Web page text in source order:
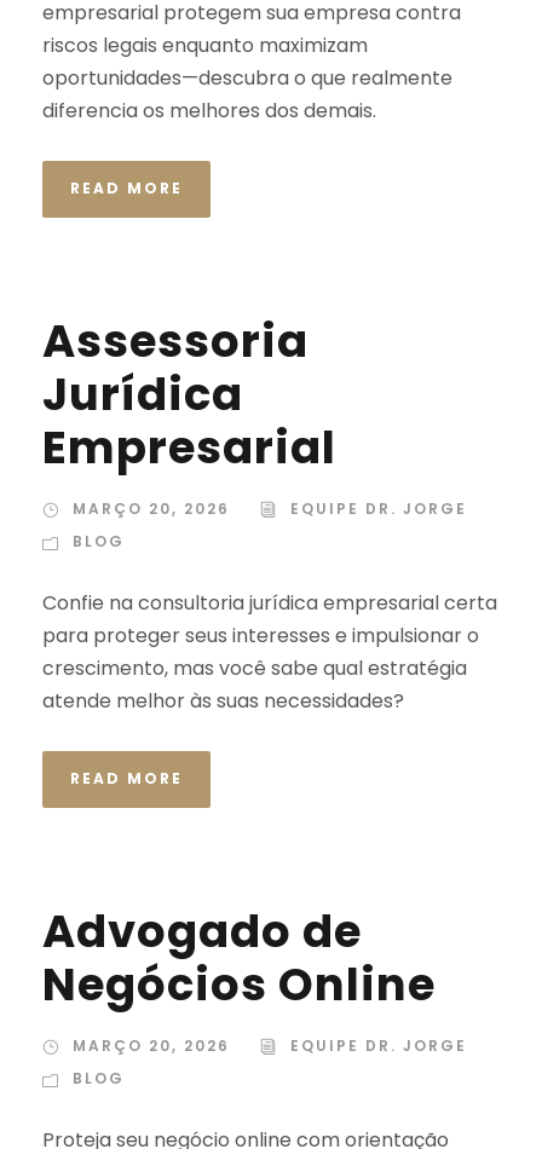
empresarial protegem sua empresa contra
riscos legais enquanto maximizam
oportunidades—descubra o que realmente
diferencia os melhores dos demais.
READ MORE
Assessoria
Jurídica
Empresarial
MARÇO 20, 2026
EQUIPE DR. JORGE
BLOG
Confie na consultoria jurídica empresarial certa
para proteger seus interesses e impulsionar o
crescimento, mas você sabe qual estratégia
atende melhor às suas necessidades?
READ MORE
Advogado de
Negócios Online
MARÇO 20, 2026
EQUIPE DR. JORGE
BLOG
Proteja seu negócio online com orientação